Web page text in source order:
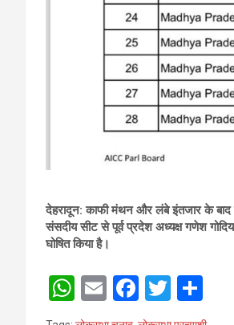
देहरादून: काफी मंथन और लंबे इंतजार के बाद
संसदीय सीट से पूर्व प्रदेश अध्यक्ष गणेश
घोषित किया है।
W
h
E
m
F
a
T
wi h